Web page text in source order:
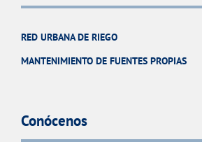
RED URBANA DE RIEGO
MANTENIMIENTO DE FUENTES PROPIAS
Conócenos